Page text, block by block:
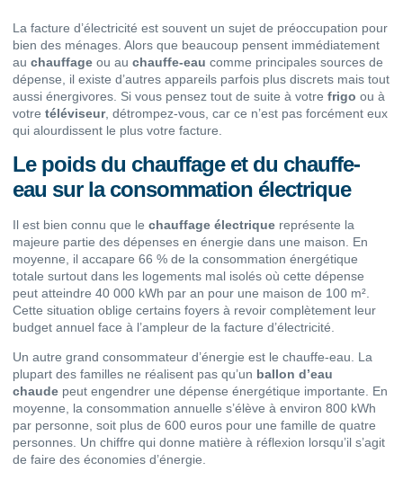
La facture d’électricité est souvent un sujet de préoccupation pour
bien des ménages. Alors que beaucoup pensent immédiatement
au chauffage ou au chauffe-eau comme principales sources de
dépense, il existe d’autres appareils parfois plus discrets mais tout
aussi énergivores. Si vous pensez tout de suite à votre frigo ou à
votre téléviseur, détrompez-vous, car ce n’est pas forcément eux
qui alourdissent le plus votre facture.
Le poids du chauffage et du chauffe-
eau sur la consommation électrique
Il est bien connu que le chauffage électrique représente la
majeure partie des dépenses en énergie dans une maison. En
moyenne, il accapare 66 % de la consommation énergétique
totale surtout dans les logements mal isolés où cette dépense
peut atteindre 40 000 kWh par an pour une maison de 100 m².
Cette situation oblige certains foyers à revoir complètement leur
budget annuel face à l’ampleur de la facture d’électricité.
Un autre grand consommateur d’énergie est le chauffe-eau. La
plupart des familles ne réalisent pas qu’un ballon d’eau
chaude peut engendrer une dépense énergétique importante. En
moyenne, la consommation annuelle s’élève à environ 800 kWh
par personne, soit plus de 600 euros pour une famille de quatre
personnes. Un chiffre qui donne matière à réflexion lorsqu’il s’agit
de faire des économies d’énergie.